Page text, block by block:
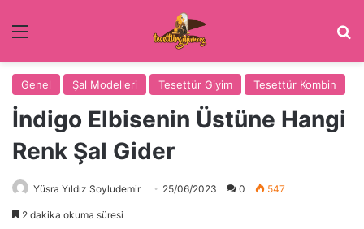
Menü
Genel Şal Modelleri Tesettür Giyim Tesettür Kombin
İndigo Elbisenin Üstüne Hangi
Renk Şal Gider
Yüsra Yıldız Soyludemir 25/06/2023 0 547
2 dakika okuma süresi